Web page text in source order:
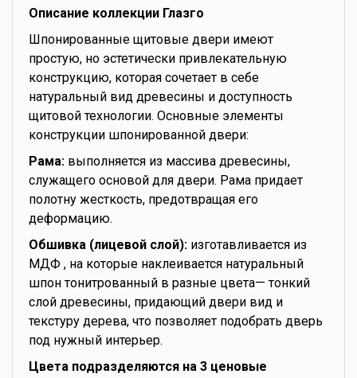
Описание коллекции Глазго
Шпонированные щитовые двери имеют
простую, но эстетически привлекательную
конструкцию, которая сочетает в себе
натуральный вид древесины и доступность
щитовой технологии. Основные элементы
конструкции шпонированной двери:
Рама: выполняется из массива древесины,
служащего основой для двери. Рама придает
полотну жесткость, предотвращая его
деформацию.
Обшивка (лицевой слой): изготавливается из
МДФ , на которые наклеивается натуральный
шпон тонитрованный в разные цвета— тонкий
слой древесины, придающий двери вид и
текстуру дерева, что позволяет подобрать дверь
под нужный интерьер.
Цвета подразделяются на 3 ценовые